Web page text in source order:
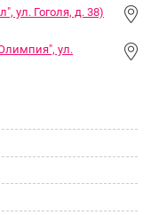
ул. Гоголя, д. 38)
ул.